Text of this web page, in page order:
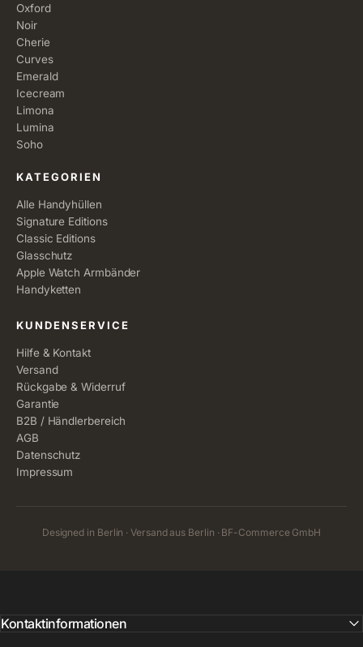
Oxford
Noir
Cherie
Curves
Emerald
Icecream
Limona
Lumina
Soho
KATEGORIEN
Alle Handyhüllen
Signature Editions
Classic Editions
Glasschutz
Apple Watch Armbänder
Handyketten
KUNDENSERVICE
Hilfe & Kontakt
Versand
Rückgabe & Widerruf
Garantie
B2B / Händlerbereich
AGB
Datenschutz
Impressum
Designed in Berlin · Versand aus Berlin · BF-Commerce GmbH
Kontaktinformationen